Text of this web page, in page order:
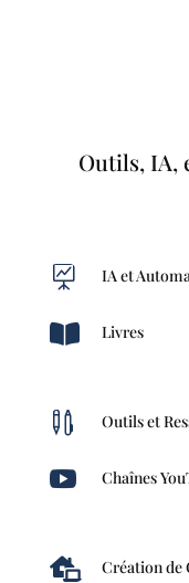
Outils, IA,
 IA et
 Livres
 Outils et
 Chaînes
 Création de